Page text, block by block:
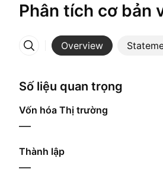
Phân tích cơ bản
Overview
More
Số liệu quan trọng
Vốn hóa Thị trường
—
Thành lập
—